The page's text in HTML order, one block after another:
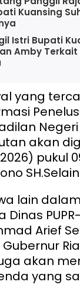
Kuansing
Istri Bupati
Amby
yang
akan
pukul
SH.
lain
Arief
akan
yang